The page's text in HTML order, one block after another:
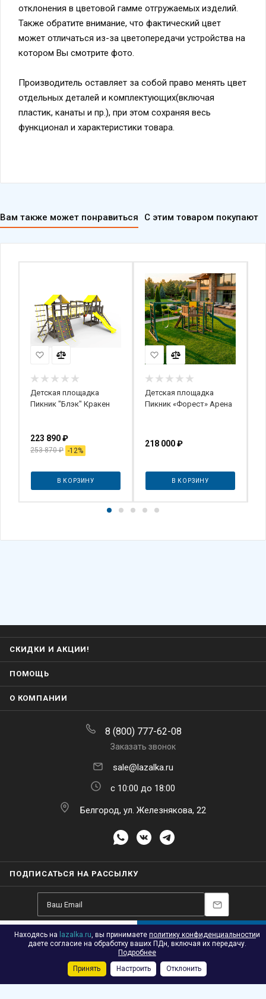
В КОРЗИНУ
отклонения в цветовой гамме отгружаемых изделий.
Также обратите внимание, что фактический цвет
может отличаться из-за цветопередачи устройства на
котором Вы смотрите фото.
Производитель оставляет за собой право менять цвет
отдельных деталей и комплектующих(включая
пластик, канаты и пр.), при этом сохраняя весь
функционал и характеристики товара.
Вам также может понравиться С этим товаром покупают
Детская площадка
Пикник "Блэк" Кракен
223 890₽
253 870₽ -12%
В КОРЗИНУ
Детская площадка
Пикник «Форест» Арена
218 000₽
В КОРЗИНУ
СКИДКИ И АКЦИИ!
ПОМОЩЬ
О КОМПАНИИ
8 (800) 777-62-08
Заказать звонок
sale@lazalka.ru
с 10:00 до 18:00
Белгород, ул. Железнякова, 22
ПОДПИСАТЬСЯ НА РАССЫЛКУ
2026 © Лазалка - интернет-магазин детских спортивных товаров в
Белгороде
Находясь на lazalka.ru, вы принимаете политику конфиденциальностии
даете согласие на обработку ваших ПДн, включая их передачу.
Подробнее
Принять
Настроить Отклонить
Акции Корзина Контакты Сравнение